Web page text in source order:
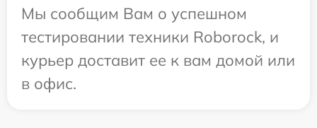
Мы сообщим Вам о успешном
тестировании техники Roborock, и
курьер доставит ее к вам домой или
в офис.